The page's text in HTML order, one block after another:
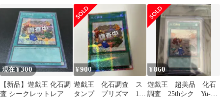
現在 ¥300
【新品】遊戯王 化石調
査 シークレットレア
¥900
遊戯王 化石調査 ス
タンプ プリズマ 1
¥860
遊戯王 超美品 化石
調査 25thシク Yu-Gi-